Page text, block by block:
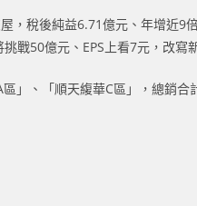
稅後純益6.71億元、年增近
戰50億元、EPS上看7元，改寫
」、「順天緮華C區」，總銷